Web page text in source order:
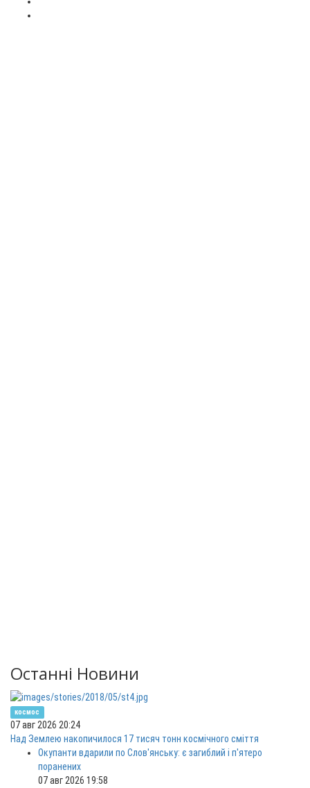
Останні Новини
космос
07 авг 2026 20:24
Над Землею накопичилося 17 тисяч тонн космічного сміття
Окупанти вдарили по Слов'янську: є загиблий і п'ятеро
поранених
07 авг 2026 19:58